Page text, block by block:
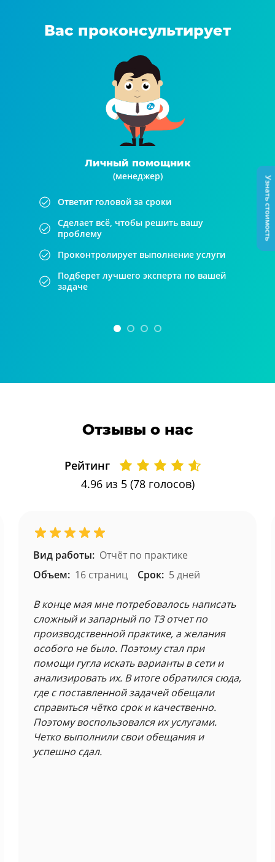
Вас проконсультирует
Личный помощник
(менеджер)
Ответит головой за сроки
Сделает всё, чтобы решить вашу
проблему
Проконтролирует выполнение услуги
Подберет лучшего эксперта по вашей
задаче
Отзывы о нас
Рейтинг
4.96из 5 (78 голосов)
Вид работы: Отчёт по практике
Объем: 16 страниц Срок: 5 дней
В конце мая мне потребовалось написать
сложный и запарный по ТЗ отчет по
производственной практике, а желания
особого не было. Поэтому стал при
помощи гугла искать варианты в сети и
анализировать их. В итоге обратился сюда,
где с поставленной задачей обещали
справиться чётко срок и качественно.
Поэтому воспользовался их услугами.
Четко выполнили свои обещания и
успешно сдал.
Узнать стоимость